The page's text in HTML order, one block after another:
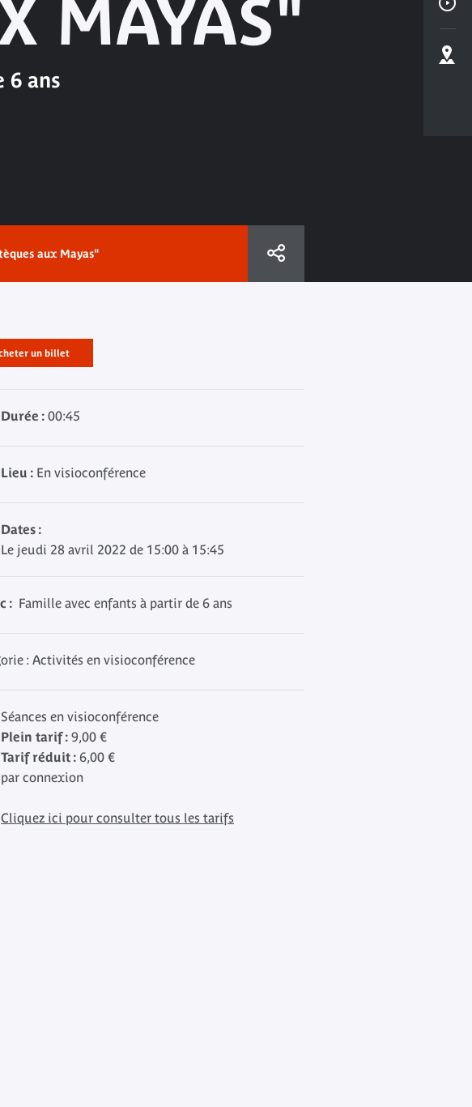
MAYAS"
6 ans
aux Mayas"
un billet
Durée : 00:45
Lieu : En visioconférence
Dates :
Le jeudi 28 avril 2022 de 15:00 à 15:45
: Famille avec enfants à partir de 6 ans
: Activités en visioconférence
Séances en visioconférence
Plein tarif : 9,00 €
Tarif réduit : 6,00 €
par connexion
Cliquez ici pour consulter tous les tarifs